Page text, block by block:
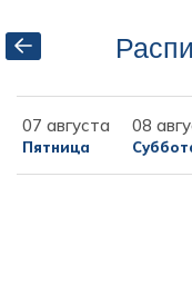
07 августа
Пятница
08